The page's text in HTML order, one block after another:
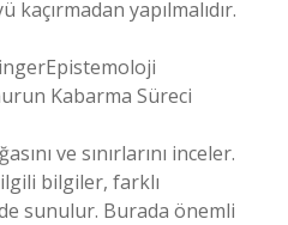
kaçırmadan yapılmalıdır.
Kabarma Süreci
ve sınırlarını inceler.
bilgiler, farklı
sunulur. Burada önemli